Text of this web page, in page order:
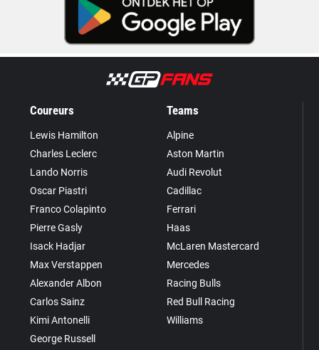
Coureurs
Lewis Hamilton
Charles Leclerc
Lando Norris
Oscar Piastri
Franco Colapinto
Pierre Gasly
Isack Hadjar
Max Verstappen
Alexander Albon
Carlos Sainz
Kimi Antonelli
George Russell
Teams
Alpine
Aston Martin
Audi Revolut
Cadillac
Ferrari
Haas
McLaren Mastercard
Mercedes
Racing Bulls
Red Bull Racing
Williams